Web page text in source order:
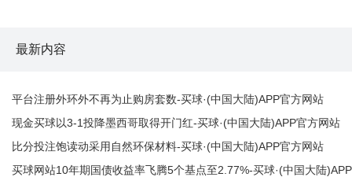
最新内容
平台注册外环外不再为止购房套数-买球·(中国大陆)APP官方网站
现金买球以3-1投降墨西哥取得开门红-买球·(中国大陆)APP官方网站
比分投注饱读动采用自然环保材料-买球·(中国大陆)APP官方网站
买球网站10年期国债收益率飞腾5个基点至2.77%-买球·(中国大陆)APP